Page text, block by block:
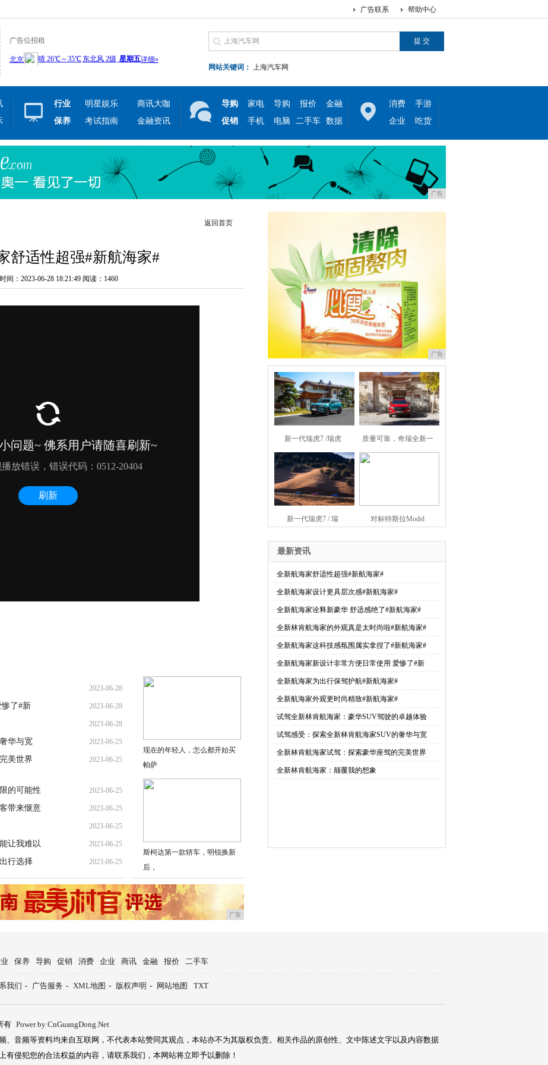
帮助中心
广告联系
广告位招租
网站关键词： 上海汽车网
行业 明星娱乐
商讯大咖
保养
考试指南 金融资讯
导购 家电 导购 报价
金融
促销
手机 电脑 二手车 数据
消费
手游
企业
吃货
广告
返回首页
舒适性超强#新航海家#
间：2023-06-28 18:21:49 阅读：1460
2023-06-28
了#新 2023-06-28
2023-06-28
华与宽 2023-06-25
美世界 2023-06-25
的可能性 2023-06-25
带来惬意 2023-06-25
2023-06-25
让我难以 2023-06-25
行选择 2023-06-25
现在的年轻人，怎么都开始买
帕萨
斯柯达第一款轿车，明锐换新
后，
广告
广告
新一代瑞虎7 /瑞虎 质量可靠，奇瑞全新一
新一代瑞虎7 / 瑞 对标特斯拉Model
最新资讯
·全新航海家舒适性超强#新航海家#
·全新航海家设计更具层次感#新航海家#
·全新航海家诠释新豪华 舒适感绝了#新航海家#
·全新林肯航海家的外观真是太时尚啦#新航海家#
·全新航海家这科技感氛围属实拿捏了#新航海家#
·全新航海家新设计非常方便日常使用 爱惨了#新
·全新航海家为出行保驾护航#新航海家#
·全新航海家外观更时尚精致#新航海家#
·试驾全新林肯航海家：豪华SUV驾驶的卓越体验
·试驾感受：探索全新林肯航海家SUV的奢华与宽
·全新林肯航海家试驾：探索豪华座驾的完美世界
·全新林肯航海家：颠覆我的想象
保养 导购 促销 消费 企业 商讯 金融 报价 二手车
我们 - 广告服务 - XML地图 - 版权声明 - 网站地图 TXT
有 Power by CnGuangDong.Net
、音频等资料均来自互联网，不代表本站赞同其观点，本站亦不为其版权负责。相关作品的原创性、文中陈述文字以及内容数据
有侵犯您的合法权益的内容，请联系我们，本网站将立即予以删除！